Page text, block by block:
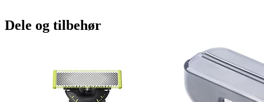
Dele og tilbehør